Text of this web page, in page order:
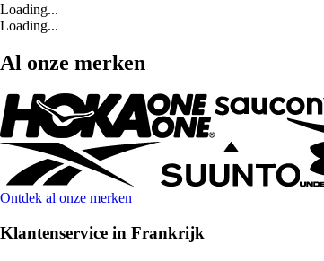
Loading...
Loading...
Al onze merken
Ontdek al onze merken
Klantenservice in Frankrijk